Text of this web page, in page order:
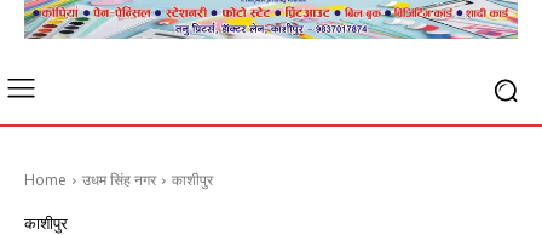
Home उधम सिंह नगर काशीपुर
काशीपुर